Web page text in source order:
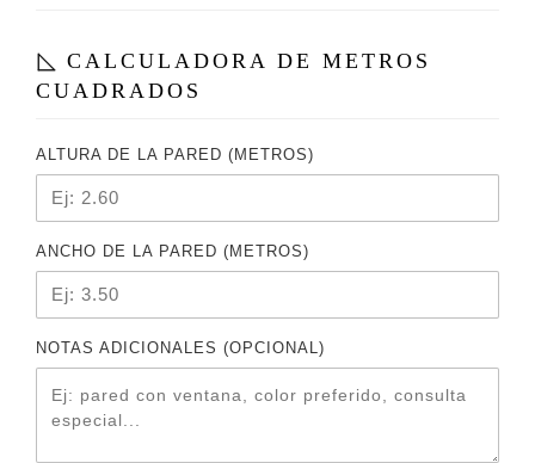
CALCULADORA DE METROS
CUADRADOS
ALTURA DE LA PARED (METROS)
ANCHO DE LA PARED (METROS)
NOTAS ADICIONALES (OPCIONAL)